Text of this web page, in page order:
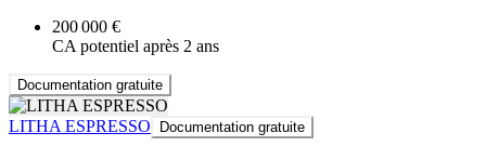
200 000 €
CA potentiel après 2 ans
Documentation gratuite
LITHA ESPRESSO Documentation gratuite